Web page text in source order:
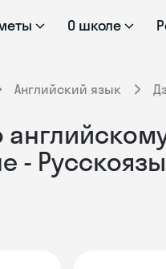
О школе
Английский язык
-